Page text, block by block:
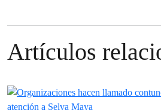
Artículos